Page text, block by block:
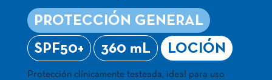
PROTECCIÓN GENERAL
SPF50+
360 mL LOCIÓN
Protección clínicamente testeada, ideal para uso